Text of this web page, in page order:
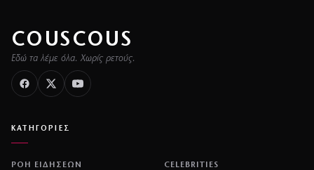
COUSCOUS
Εδώ τα λέμε όλα. Χωρίς ρετούς.
ΚΑΤΗΓΟΡΙΕΣ
ΡΟΗ ΕΙΔΗΣΕΩΝ CELEBRITIES